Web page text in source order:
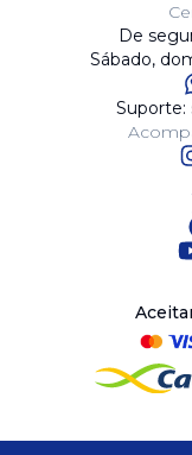
De
Sábado,
Suporte: